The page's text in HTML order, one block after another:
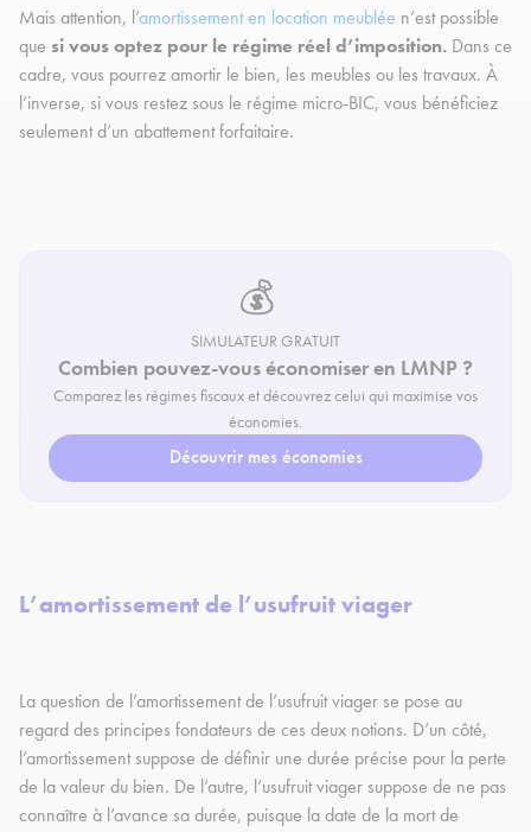
Mais attention, l’amortissement en location meublée n’est possible
que si vous optez pour le régime réel d’imposition. Dans ce
cadre, vous pourrez amortir le bien, les meubles ou les travaux. À
l’inverse, si vous restez sous le régime micro-BIC, vous bénéficiez
seulement d’un abattement forfaitaire.
💰
SIMULATEUR GRATUIT
Combien pouvez-vous économiser en LMNP ?
Comparez les régimes fiscaux et découvrez celui qui maximise vos
économies.
Découvrir mes économies
L’amortissement de l’usufruit viager
La question de l’amortissement de l’usufruit viager se pose au
regard des principes fondateurs de ces deux notions. D’un côté,
l’amortissement suppose de définir une durée précise pour la perte
de la valeur du bien. De l’autre, l’usufruit viager suppose de ne pas
connaître à l’avance sa durée, puisque la date de la mort de